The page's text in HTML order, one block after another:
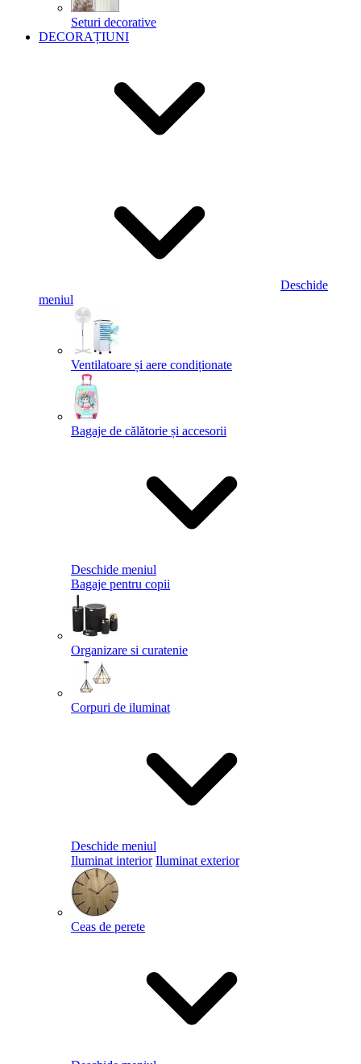
Seturi decorative
DECORAȚIUNI
Deschide
meniul
Ventilatoare și aere condiționate
Bagaje de călătorie și accesorii
Deschide meniul
Bagaje pentru copii
Organizare si curatenie
Corpuri de iluminat
Deschide meniul
Iluminat interior Iluminat exterior
Ceas de perete